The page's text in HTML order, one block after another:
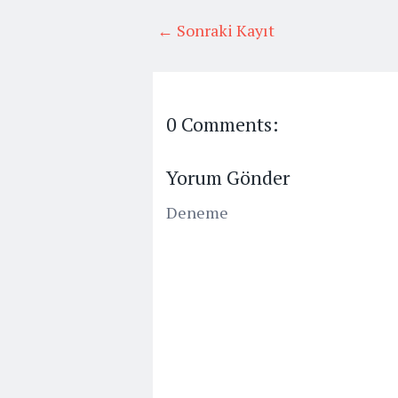
← Sonraki Kayıt
0 Comments:
Yorum Gönder
Deneme